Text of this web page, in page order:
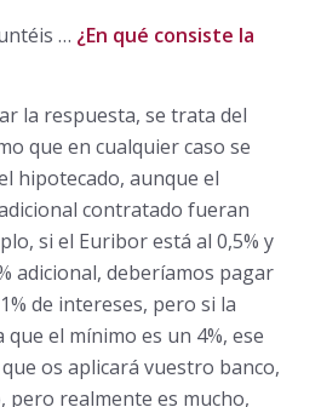
… ¿En qué consiste la
la respuesta, se trata del
que en cualquier caso se
hipotecado, aunque el
contratado fueran
si el Euribor está al 0,5% y
adicional, deberíamos pagar
de intereses, pero si la
el mínimo es un 4%, ese
os aplicará vuestro banco,
pero realmente es mucho,